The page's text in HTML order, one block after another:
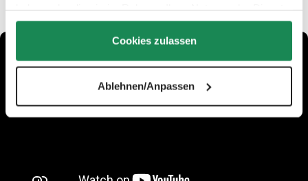
gesammelt haben.
Cookies zulassen
Ablehnen/Anpassen